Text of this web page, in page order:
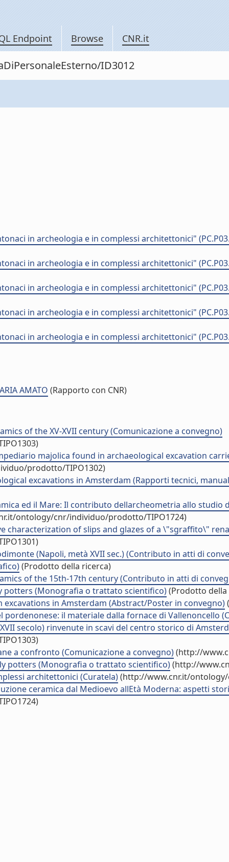
Endpoint Browse CNR.it
ID3012
in archeologia e in complessi architettonici"
in archeologia e in complessi architettonici"
in archeologia e in complessi architettonici"
in archeologia e in complessi architettonici"
in archeologia e in complessi architettonici"
AMATO (Rapporto con CNR)
of the XV-XVII century (Comunicazione a convegno)
majolica found in archaeological excavation
prodotto/TIPO1302)
excavations in Amsterdam (Rapporti tecnici,
ed il Mare: Il contributo dellarcheometria allo
ontology/cnr/individuo/prodotto/TIPO1724)
characterization of slips and glazes of a \"sgraffito\"
(Napoli, metà XVII sec.) (Contributo in atti di
(Prodotto della ricerca)
of the 15th-17th century (Contributo in atti di
potters (Monografia o trattato scientifico)(Prodotto della
in Amsterdam (Abstract/Poster in convegno)
il materiale dalla fornace di Vallenoncello
secolo) rinvenute in scavi del centro storico di
a confronto (Comunicazione a convegno)(http://
potters (Monografia o trattato scientifico)(http://
architettonici (Curatela)(http://www.cnr.it/
ceramica dal Medioevo allEtà Moderna: aspetti